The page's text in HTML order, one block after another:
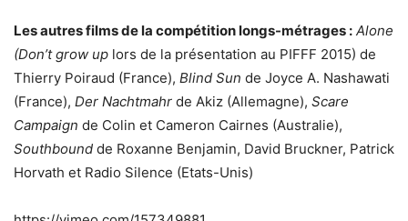
Les autres films de la compétition longs-métrages : Alone
(Don’t grow up lors de la présentation au PIFFF 2015) de
Thierry Poiraud (France), Blind Sun de Joyce A. Nashawati
(France), Der Nachtmahr de Akiz (Allemagne), Scare
Campaign de Colin et Cameron Cairnes (Australie),
Southbound de Roxanne Benjamin, David Bruckner, Patrick
Horvath et Radio Silence (Etats-Unis)